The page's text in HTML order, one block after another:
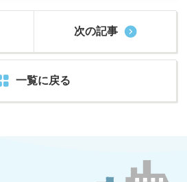
一覧に戻る
次の記事